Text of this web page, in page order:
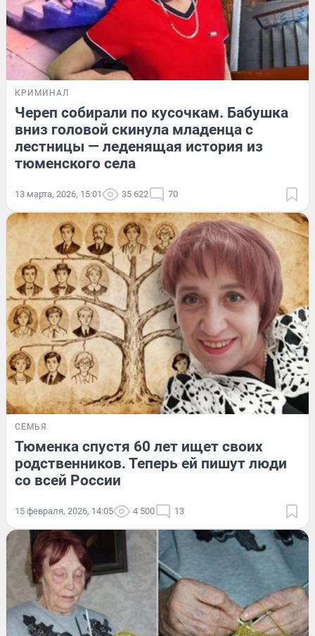
КРИМИНАЛ
Череп собирали по кусочкам. Бабушка
вниз головой скинула младенца с
лестницы — леденящая история из
тюменского села
13 марта, 2026, 15:01 35 622 70
СЕМЬЯ
Тюменка спустя 60 лет ищет своих
родственников. Теперь ей пишут люди
со всей России
15 февраля, 2026, 14:05 4 500 13